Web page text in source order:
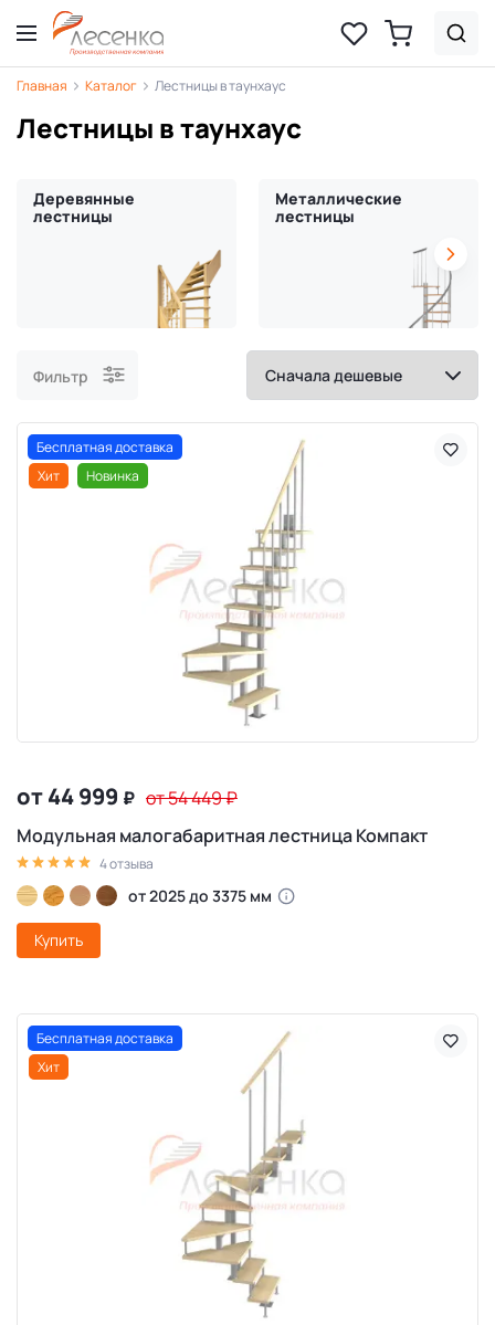
Главная Каталог Лестницы в таунхаус
Лестницы в таунхаус
Деревянные
лестницы
Металлические
лестницы
Фильтр
Бесплатная доставка
Хит
Новинка
от 44 999 ₽ от 54 449₽
Модульная малогабаритная лестница Компакт
4 отзыва
от 2025 до 3375 мм
Купить
Бесплатная доставка
Хит